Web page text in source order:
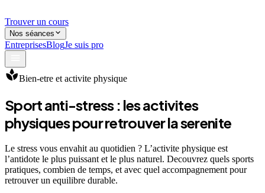
Trouver un cours
Nos séances
EntreprisesBlogJe suis pro
spaBien-etre et activite physique
Sport anti-stress : les activites
physiques pour retrouver la serenite
Le stress vous envahit au quotidien ? L’activite physique est
l’antidote le plus puissant et le plus naturel. Decouvrez quels sports
pratiques, combien de temps, et avec quel accompagnement pour
retrouver un equilibre durable.